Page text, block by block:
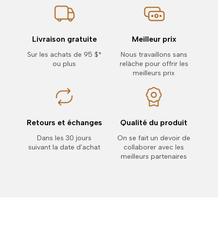
Livraison gratuite
Sur les achats de 95 $*
ou plus
Meilleur prix
Nous travaillons sans
relâche pour offrir les
meilleurs prix
Retours et échanges
Dans les 30 jours
suivant la date d'achat
Qualité du produit
On se fait un devoir de
collaborer avec les
meilleurs partenaires